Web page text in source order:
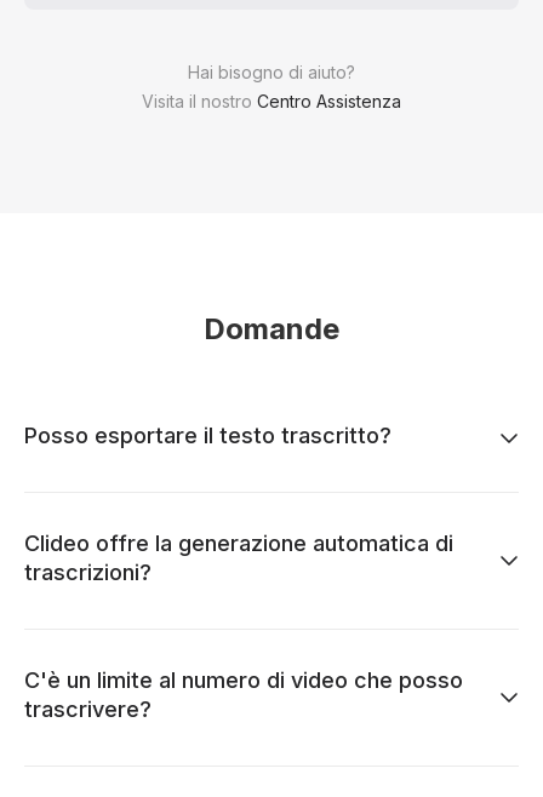
Hai bisogno di aiuto?
Visita il nostro Centro Assistenza
Domande
Posso esportare il testo trascritto?
Clideo offre la generazione automatica di
trascrizioni?
C'è un limite al numero di video che posso
trascrivere?